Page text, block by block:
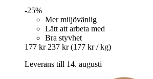
-25%
Mer miljövänlig
Lätt att arbeta med
Bra styvhet
177 kr 237 kr (177 kr / kg)
Leverans till 14. augusti